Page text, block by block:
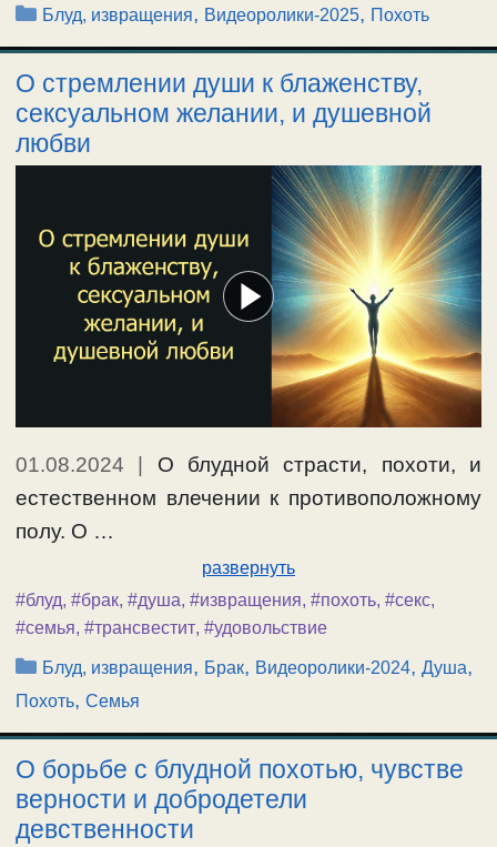
Рубрики
Блуд, извращения, Видеоролики-2025, Похоть
О стремлении души к блаженству,
сексуальном желании, и душевной
любви
01.08.2024 | О блудной страсти, похоти, и
естественном влечении к противоположному
полу. О …
развернуть
#блуд, #брак, #душа, #извращения, #похоть, #секс,
#семья, #трансвестит, #удовольствие
Рубрики
Блуд, извращения, Брак, Видеоролики-2024,Душа,
Похоть, Семья
О борьбе с блудной похотью, чувстве
верности и добродетели
девственности